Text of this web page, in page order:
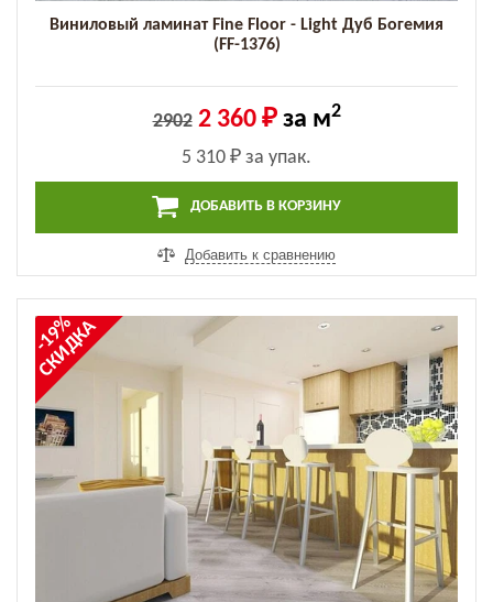
Виниловый ламинат Fine Floor - Light Дуб Богемия
(FF-1376)
2902 2 360 ₽за м2
5 310 ₽ за упак.
ДОБАВИТЬ В КОРЗИНУ
Добавить к сравнению
-19%
СКИДКА